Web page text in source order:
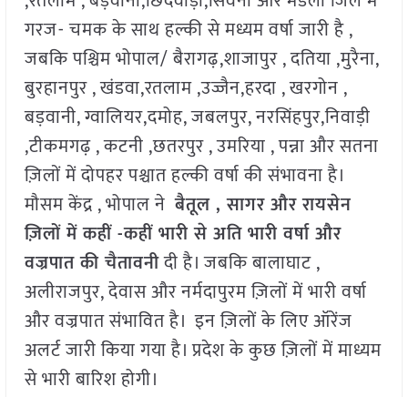
गरज- चमक के साथ हल्की से मध्यम वर्षा जारी है ,
जबकि पश्चिम भोपाल/ बैरागढ़,शाजापुर , दतिया ,मुरैना,
बुरहानपुर , खंडवा,रतलाम ,उज्जैन,हरदा , खरगोन ,
बड़वानी, ग्वालियर,दमोह, जबलपुर, नरसिंहपुर,निवाड़ी
,टीकमगढ़ , कटनी ,छतरपुर , उमरिया , पन्ना और सतना
ज़िलों में दोपहर पश्चात हल्की वर्षा की संभावना है।
मौसम केंद्र , भोपाल नेबैतूल , सागर और रायसेन
ज़िलों में कहीं -कहीं भारी से अति भारी वर्षा और
वज्रपात की चैतावनीदी है। जबकि बालाघाट ,
अलीराजपुर, देवास और नर्मदापुरम ज़िलों में भारी वर्षा
और वज्रपात संभावित है। इन ज़िलों के लिए ऑरेंज
अलर्ट जारी किया गया है। प्रदेश के कुछ ज़िलों में माध्यम
से भारी बारिश होगी।